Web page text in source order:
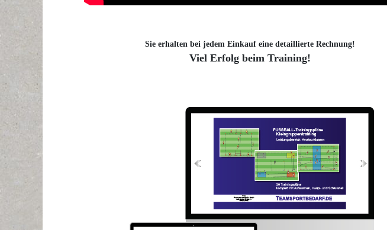
Sie erhalten bei jedem Einkauf eine detaillierte Rechnung!
Viel Erfolg beim Training!